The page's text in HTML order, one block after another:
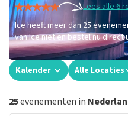
Lees alle 6
Ice heeft meer dan 25
van Ice niet en bestel nu direct
Kalender Alle Locaties
25evenementen in